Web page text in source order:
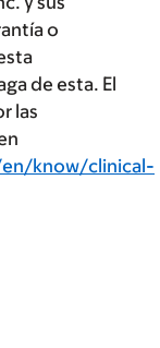
o
de esta. El
las
know/clinical-